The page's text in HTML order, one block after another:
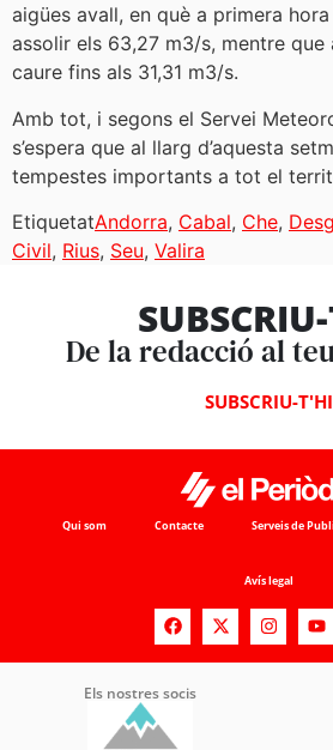
aigües avall, en què a primera
assolir els 63,27 m3/s, mentre que
caure fins als 31,31 m3/s.
Amb tot, i segons el Servei
s’espera que al llarg d’aquesta
tempestes importants a tot el
EtiquetatAndorra, Cabal, Che,
Civil, Rius, Seu, Valira
De la redacció al
SUBSCRIU-T'HI
Qui som Contacte Serveis de
Avís legal
Els nostres socis